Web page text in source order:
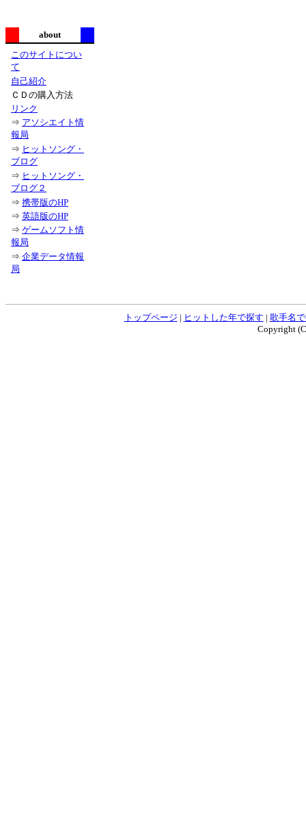
about
このサイトについ
て
自己紹介
ＣＤの購入方法
リンク
⇒ アソシエイト情
報局
⇒ ヒットソング・
ブログ
⇒ ヒットソング・
ブログ２
⇒ 携帯版のHP
⇒ 英語版のHP
⇒ ゲームソフト情
報局
⇒ 企業データ情報
局
トップページ | ヒットした年で探す | 歌手名
Copyright